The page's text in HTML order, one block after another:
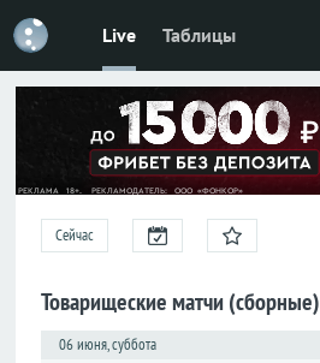
Live Таблицы
Сейчас
Товарищеские матчи (сборные)
06 июня, суббота
Футбол
Премьер-
лига
Лига
наций